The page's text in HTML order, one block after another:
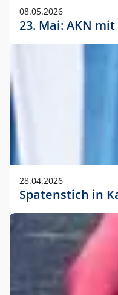
08.05.2026
23. Mai: AKN
28.04.2026
Spatenstich in